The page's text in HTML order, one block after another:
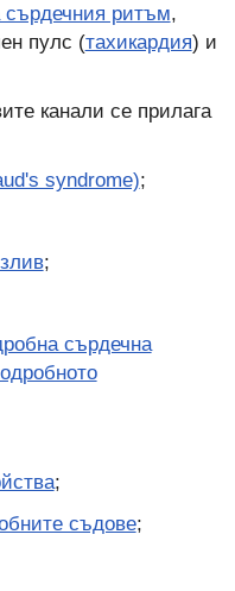
ритъм,
пулс (тахикардия) и
канали се прилага
syndrome);
;
сърдечна
;
съдове;